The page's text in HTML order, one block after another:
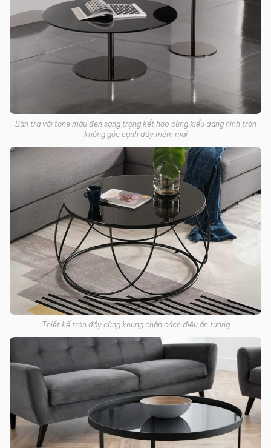
Bàn trà với tone màu đen sang trọng kết hợp cùng kiểu dáng hình tròn
không góc cạnh đầy mềm mại
Thiết kế tròn đầy cùng khung chân cách điệu ấn tượng